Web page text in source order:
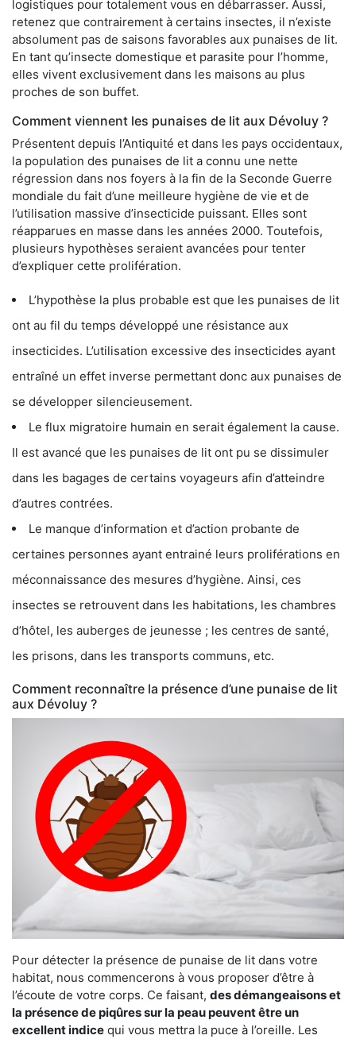
logistiques pour totalement vous en débarrasser. Aussi,
retenez que contrairement à certains insectes, il n’existe
absolument pas de saisons favorables aux punaises de lit.
En tant qu’insecte domestique et parasite pour l’homme,
elles vivent exclusivement dans les maisons au plus
proches de son buffet.
Comment viennent les punaises de lit aux Dévoluy ?
Présentent depuis l’Antiquité et dans les pays occidentaux,
la population des punaises de lit a connu une nette
régression dans nos foyers à la fin de la Seconde Guerre
mondiale du fait d’une meilleure hygiène de vie et de
l’utilisation massive d’insecticide puissant. Elles sont
réapparues en masse dans les années 2000. Toutefois,
plusieurs hypothèses seraient avancées pour tenter
d’expliquer cette prolifération.
L’hypothèse la plus probable est que les punaises de lit
ont au fil du temps développé une résistance aux
insecticides. L’utilisation excessive des insecticides ayant
entraîné un effet inverse permettant donc aux punaises de
se développer silencieusement.
Le flux migratoire humain en serait également la cause.
Il est avancé que les punaises de lit ont pu se dissimuler
dans les bagages de certains voyageurs afin d’atteindre
d’autres contrées.
Le manque d’information et d’action probante de
certaines personnes ayant entrainé leurs proliférations en
méconnaissance des mesures d’hygiène. Ainsi, ces
insectes se retrouvent dans les habitations, les chambres
d’hôtel, les auberges de jeunesse ; les centres de santé,
les prisons, dans les transports communs, etc.
Comment reconnaître la présence d’une punaise de lit
aux Dévoluy ?
Pour détecter la présence de punaise de lit dans votre
habitat, nous commencerons à vous proposer d’être à
l’écoute de votre corps. Ce faisant, des démangeaisons et
la présence de piqûres sur la peau peuvent être un
excellent indice qui vous mettra la puce à l’oreille. Les